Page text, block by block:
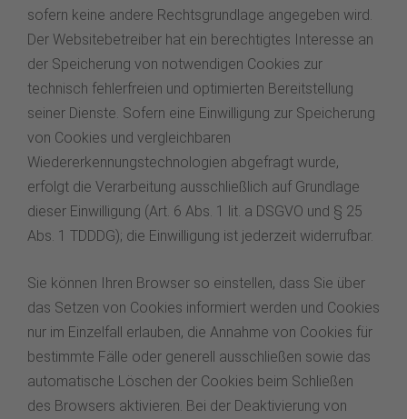
sofern keine andere Rechtsgrundlage angegeben wird.
Der Websitebetreiber hat ein berechtigtes Interesse an
der Speicherung von notwendigen Cookies zur
technisch fehlerfreien und optimierten Bereitstellung
seiner Dienste. Sofern eine Einwilligung zur Speicherung
von Cookies und vergleichbaren
Wiedererkennungstechnologien abgefragt wurde,
erfolgt die Verarbeitung ausschließlich auf Grundlage
dieser Einwilligung (Art. 6 Abs. 1 lit. a DSGVO und § 25
Abs. 1 TDDDG); die Einwilligung ist jederzeit widerrufbar.
Sie können Ihren Browser so einstellen, dass Sie über
das Setzen von Cookies informiert werden und Cookies
nur im Einzelfall erlauben, die Annahme von Cookies für
bestimmte Fälle oder generell ausschließen sowie das
automatische Löschen der Cookies beim Schließen
des Browsers aktivieren. Bei der Deaktivierung von